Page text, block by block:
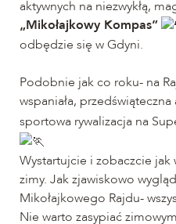
aktywnych na niezwykłą,
„Mikołajkowy Kompas”
odbędzie się w Gdyni.
Podobnie jak co roku- na
wspaniała,
sportowa rywalizacja na
Wystartujcie i zobaczcie jak
zimy. Jak zjawiskowo
Mikołajkowego Rajdu-
Nie warto zasypiać